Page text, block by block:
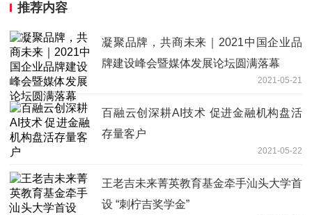
推荐内容
凝聚品牌，共商未来｜2021中国企业品
牌建设峰会暨媒体发展论坛圆满落幕
2021-05-21
百融云创深耕AI技术 促进金融机构盘活
存量客户
2021-05-22
王老吉未来菁英教育基金牵手汕头大学首
设 “刺柠吉奖学金”